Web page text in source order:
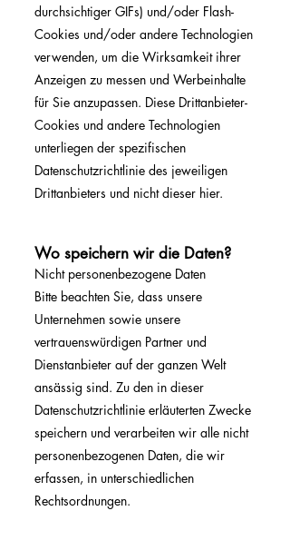
durchsichtiger GIFs) und/oder Flash-
Cookies und/oder andere Technologien
verwenden, um die Wirksamkeit ihrer
Anzeigen zu messen und Werbeinhalte
für Sie anzupassen. Diese Drittanbieter-
Cookies und andere Technologien
unterliegen der spezifischen
Datenschutzrichtlinie des jeweiligen
Drittanbieters und nicht dieser hier.
Wo speichern wir die Daten?
Nicht personenbezogene Daten
Bitte beachten Sie, dass unsere
Unternehmen sowie unsere
vertrauenswürdigen Partner und
Dienstanbieter auf der ganzen Welt
ansässig sind. Zu den in dieser
Datenschutzrichtlinie erläuterten Zwecke
speichern und verarbeiten wir alle nicht
personenbezogenen Daten, die wir
erfassen, in unterschiedlichen
Rechtsordnungen.